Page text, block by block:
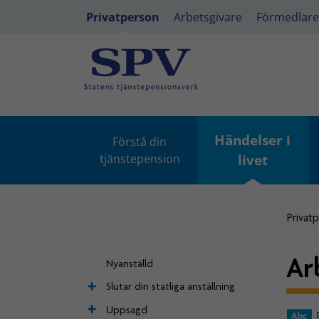
Privatperson Arbetsgivare Förmedlare
Förstå din
tjänstepension
Händelser i
livet
Nyanställd
Slutar din statliga anställning
Uppsagd